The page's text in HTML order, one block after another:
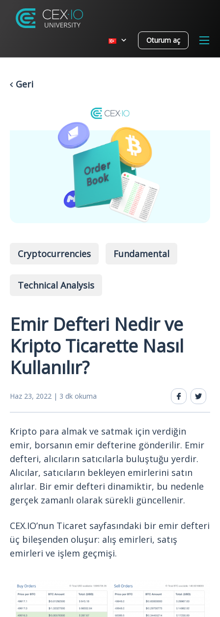
Oturum aç
Geri
Cryptocurrencies Fundamental
Technical Analysis
Emir Defteri Nedir ve
Kripto Ticarette Nasıl
Kullanılır?
Haz 23, 2022 | 3 dk okuma
Kripto para almak ve satmak için verdiğin
emir, borsanın emir defterine gönderilir. Emir
defteri, alıcıların satıcılarla buluştuğu yerdir.
Alıcılar, satıcıların bekleyen emirlerini satın
alırlar. Bir emir defteri dinamiktir, bu nedenle
gerçek zamanlı olarak sürekli güncellenir.
CEX.IO’nun Ticaret sayfasındaki bir emir defteri
üç bileşenden oluşur: alış emirleri, satış
emirleri ve işlem geçmişi.